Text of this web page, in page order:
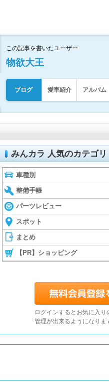
この記事を書いたユーザー
物欲大王
ブログ 愛車紹介 アルバム
みんカラ 人気のカテゴリ
車種別
整備手帳
パーツレビュー
スポット
まとめ
【PR】ショッピング
ログインするとお気に入
管理が出来るようになりま